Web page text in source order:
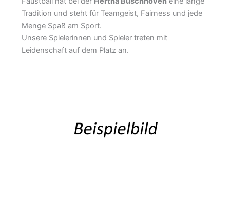
Tradition und steht für Teamgeist, Fairness und jede
Menge Spaß am Sport.
Unsere Spielerinnen und Spieler treten mit
Leidenschaft auf dem Platz an.